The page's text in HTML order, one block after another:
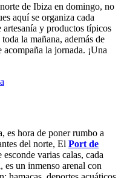
de Ibiza en domingo, no
aquí se organiza cada
y productos típicos
la mañana, además de
la jornada. ¡Una
es hora de poner rumbo a
del norte, El Port de
varias calas, cada
un inmenso arenal con